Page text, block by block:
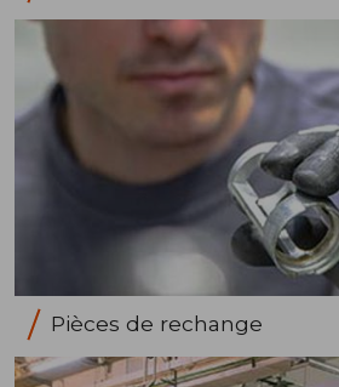
Pièces de rechange